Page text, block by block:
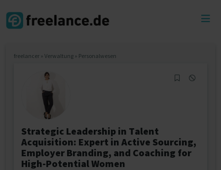
freelancer » Verwaltung » Personalwesen
Strategic Leadership in Talent
Acquisition: Expert in Active Sourcing,
Employer Branding, and Coaching for
High-Potential Women